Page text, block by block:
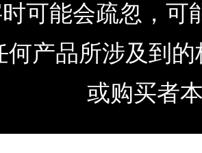
可能会疏忽，
何产品所涉及到
或购买者